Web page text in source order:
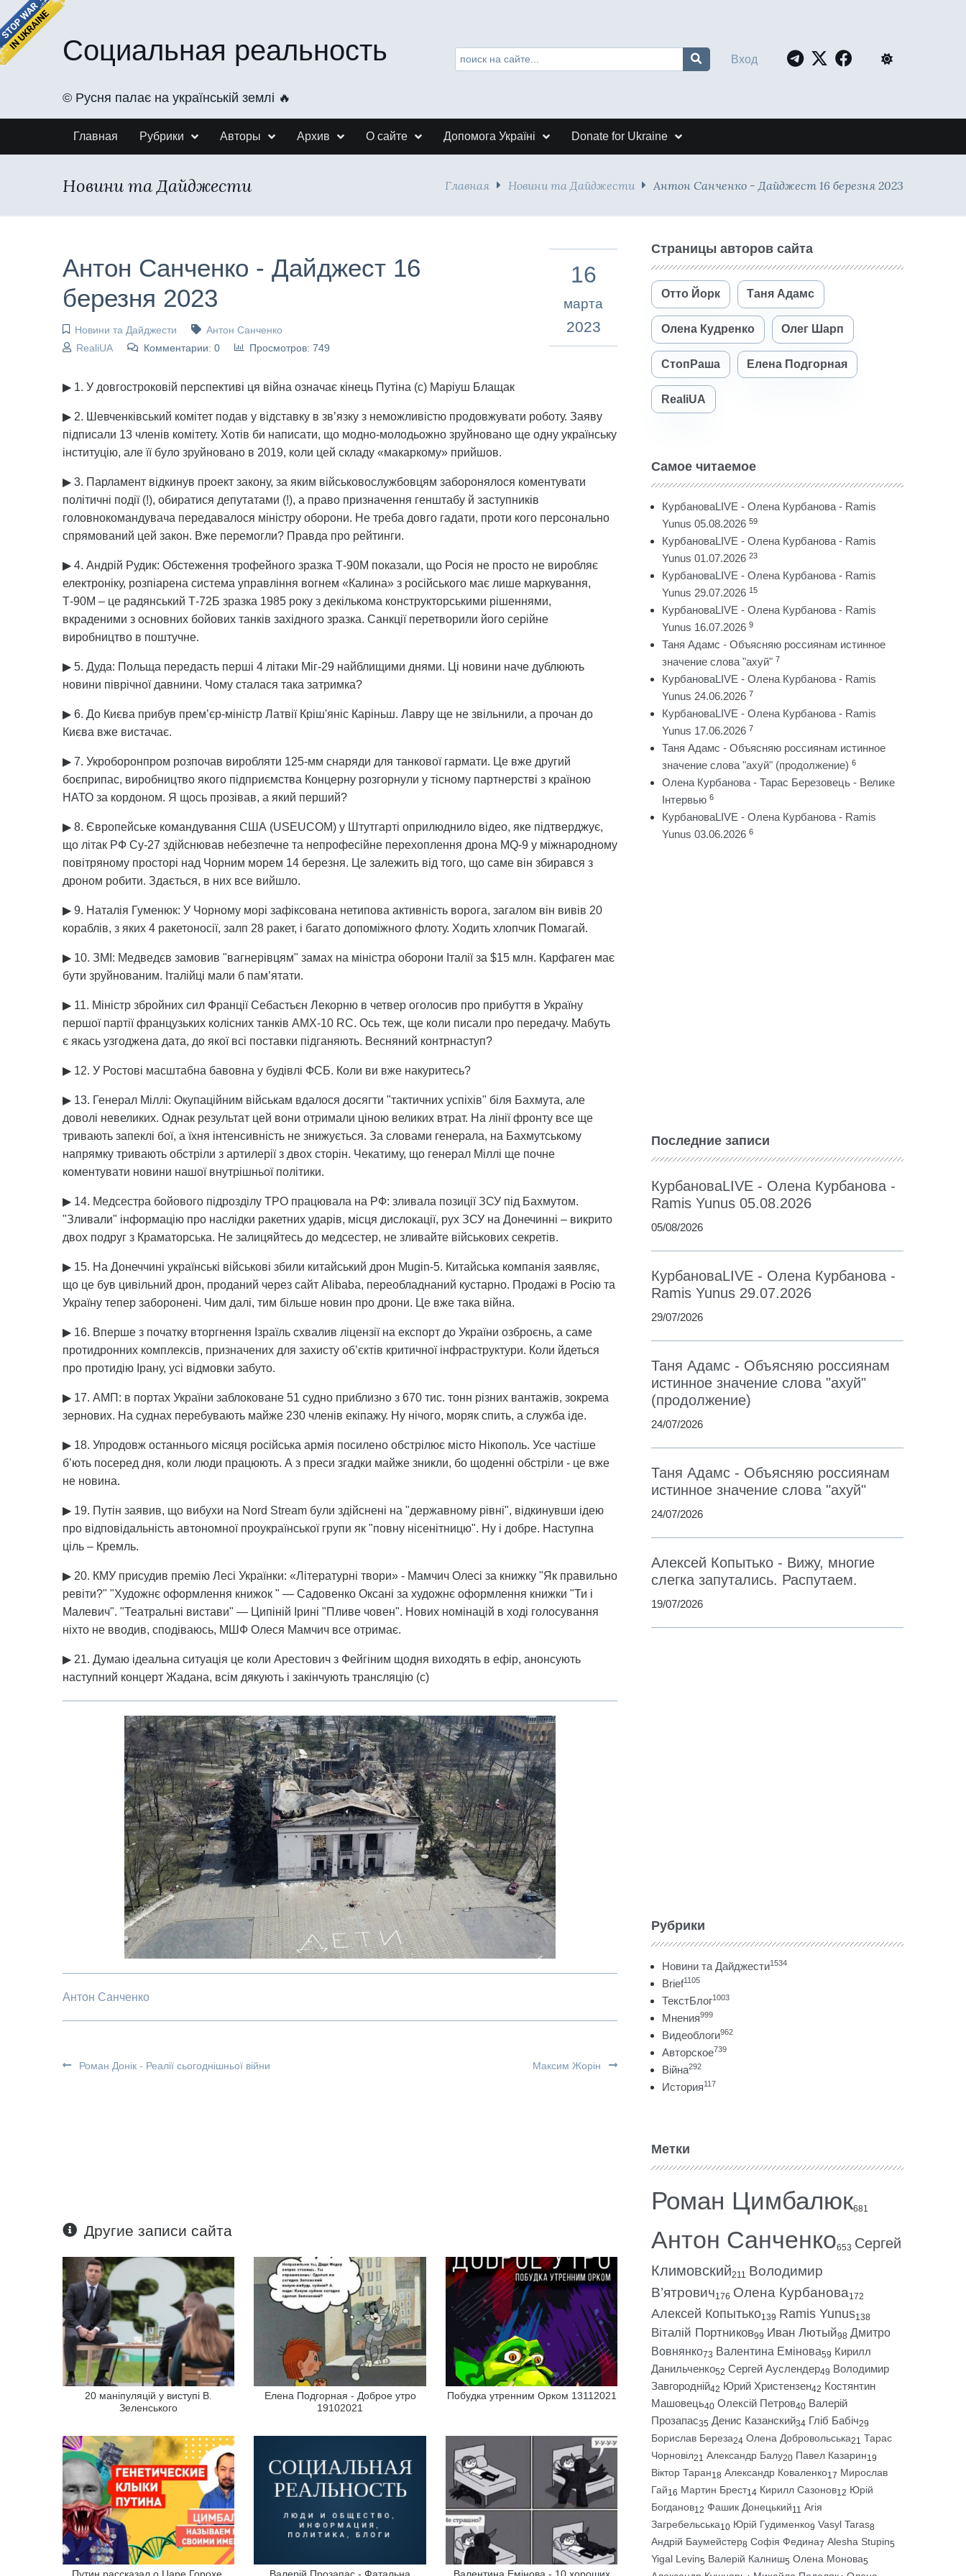
Социальная реальность
©️ Русня палає на українській землі 🔥
Вход
Главная Рубрики Авторы Архив О сайте Допомога Україні Donate for Ukraine
Новини та Дайджести Главная Новини та Дайджести Антон Санченко - Дайджест 16 березня 2023
Антон Санченко - Дайджест 16
березня 2023
Новини та Дайджести
Антон Санченко
RealiUA
Комментарии: 0 Просмотров: 749
16
марта
2023
▶ 1. У довгостроковій перспективі ця війна означає кінець Путіна (с) Маріуш Блащак
▶ 2. Шевченківський комітет подав у відставку в зв’язку з неможливістю продовжувати роботу. Заяву
підписали 13 членів комітету. Хотів би написати, що модно-молодьожно зруйновано ще одну українську
інституцію, але її було зруйновано в 2019, коли цей складу «макаркому» прийшов.
▶ 3. Парламент відкинув проект закону, за яким військовослужбовцям заборонялося коментувати
політичні події (!), обиратися депутатами (!), а право призначення генштабу й заступників
головнокомандувача передавалося міністру оборони. Не треба довго гадати, проти кого персонально
спрямований цей закон. Вже перемогли? Правда про рейтинги.
▶ 4. Андрій Рудик: Обстеження трофейного зразка Т-90М показали, що Росія не просто не виробляє
електроніку, розпіарена система управління вогнем «Калина» з російського має лише маркування,
Т-90М – це радянський Т-72Б зразка 1985 року з декількома конструкторськими рішеннями,
вкраденими з основних бойових танків західного зразка. Санкції перетворили його серійне
виробництво в поштучне.
▶ 5. Дуда: Польща передасть перші 4 літаки Міг-29 найблищими днями. Ці новини наче дублюють
новини піврічної давнини. Чому сталася така затримка?
▶ 6. До Києва прибув прем’єр-міністр Латвії Кріш'яніс Каріньш. Лавру ще не звільнили, а прочан до
Києва вже вистачає.
▶ 7. Укроборонпром розпочав виробляти 125-мм снаряди для танкової гармати. Це вже другий
боєприпас, виробництво якого підприємства Концерну розгорнули у тісному партнерстві з країною
НАТО за кордоном. Я щось прозівав, а який перший?
▶ 8. Європейське командування США (USEUCOM) у Штутгарті оприлюднило відео, яке підтверджує,
що літак РФ Су-27 здійснював небезпечне та непрофесійне перехоплення дрона MQ-9 у міжнародному
повітряному просторі над Чорним морем 14 березня. Це залежить від того, що саме він збирався з
дроном робити. Здається, в них все вийшло.
▶ 9. Наталія Гуменюк: У Чорному морі зафіксована нетипова активність ворога, загалом він вивів 20
кораблів, з яких 4 ракетоносії, залп 28 ракет, і багато допоміжного флоту. Ходить хлопчик Помагай.
▶ 10. ЗМІ: Медведєв замовив "вагнерівцям" замах на міністра оборони Італії за $15 млн. Карфаген має
бути зруйнованим. Італійці мали б пам’ятати.
▶ 11. Міністр збройних сил Франції Себастьєн Лекорню в четвер оголосив про прибуття в Україну
першої партії французьких колісних танків AMX-10 RC. Ось теж, ще коли писали про передачу. Мабуть
є якась узгоджена дата, до якої всі поставки підганяють. Весняний контрнаступ?
▶ 12. У Ростові масштабна бавовна у будівлі ФСБ. Коли ви вже накуритесь?
▶ 13. Генерал Міллі: Окупаційним військам вдалося досягти "тактичних успіхів" біля Бахмута, але
доволі невеликих. Однак результат цей вони отримали ціною великих втрат. На лінії фронту все ще
тривають запеклі бої, а їхня інтенсивність не знижується. За словами генерала, на Бахмутському
напрямку тривають обстріли з артилерії з двох сторін. Чекатиму, що генерал Міллі ще почне
коментувати новини нашої внутрішньої політики.
▶ 14. Медсестра бойового підрозділу ТРО працювала на РФ: зливала позиції ЗСУ під Бахмутом.
"Зливали" інформацію про наслідки ракетних ударів, місця дислокації, рух ЗСУ на Донечинні – викрито
двох подруг з Краматорська. Не залицяйтесь до медсестер, не зливайте військових секретів.
▶ 15. На Донеччині українські військові збили китайський дрон Mugin-5. Китайська компанія заявляє,
що це був цивільний дрон, проданий через сайт Alibaba, переобладнаний кустарно. Продажі в Росію та
Україну тепер заборонені. Чим далі, тим більше новин про дрони. Це вже така війна.
▶ 16. Вперше з початку вторгнення Ізраїль схвалив ліцензії на експорт до України озброєнь, а саме
протидронних комплексів, призначених для захисту об’єктів критичної інфраструктури. Коли йдеться
про протидію Ірану, усі відмовки забуто.
▶ 17. АМП: в портах України заблоковане 51 судно приблизно з 670 тис. тонн різних вантажів, зокрема
зернових. На суднах перебувають майже 230 членів екіпажу. Ну нічого, моряк спить, а служба іде.
▶ 18. Упродовж останнього місяця російська армія посилено обстрілює місто Нікополь. Усе частіше
б’ють посеред дня, коли люди працюють. А з преси згадки майже зникли, бо щоденні обстріли - це вже
не новина.
▶ 19. Путін заявив, що вибухи на Nord Stream були здійснені на "державному рівні", відкинувши ідею
про відповідальність автономної проукраїнської групи як "повну нісенітницю". Ну і добре. Наступна
ціль – Кремль.
▶ 20. КМУ присудив премію Лесі Українки: «Літературні твори» - Мамчич Олесі за книжку "Як правильно
ревіти?" "Художнє оформлення книжок " — Садовенко Оксані за художнє оформлення книжки "Ти і
Малевич". "Театральні вистави" — Ципіній Ірині "Пливе човен". Нових номінацій в ході голосування
ніхто не вводив, сподіваюсь, МШФ Олеся Мамчич все отримає.
▶ 21. Думаю ідеальна ситуація це коли Арестович з Фейгіним щодня виходять в ефір, анонсують
наступний концерт Жадана, всім дякують і закінчують трансляцію (с)
Антон Санченко
Роман Донік - Реалії сьогоднішньої війни Максим Жорін
Другие записи сайта
20 маніпуляцій у виступі В.
Зеленського
Елена Подгорная - Доброе утро
19102021
Побудка утренним Орком 13112021
Страницы авторов сайта
Отто Йорк Таня Адамс
Олена Кудренко Олег Шарп
СтопРаша Елена Подгорная
RealiUA
Самое читаемое
КурбановаLIVE - Олена Курбанова - Ramis
Yunus 05.08.2026 59
КурбановаLIVE - Олена Курбанова - Ramis
Yunus 01.07.2026 23
КурбановаLIVE - Олена Курбанова - Ramis
Yunus 29.07.2026 15
КурбановаLIVE - Олена Курбанова - Ramis
Yunus 16.07.2026 9
Таня Адамс - Объясняю россиянам истинное
значение слова "ахуй" 7
КурбановаLIVE - Олена Курбанова - Ramis
Yunus 24.06.2026 7
КурбановаLIVE - Олена Курбанова - Ramis
Yunus 17.06.2026 7
Таня Адамс - Объясняю россиянам истинное
значение слова "ахуй" (продолжение) 6
Олена Курбанова - Тарас Березовець - Велике
Інтервью 6
КурбановаLIVE - Олена Курбанова - Ramis
Yunus 03.06.2026 6
Последние записи
КурбановаLIVE - Олена Курбанова -
Ramis Yunus 05.08.2026
05/08/2026
КурбановаLIVE - Олена Курбанова -
Ramis Yunus 29.07.2026
29/07/2026
Таня Адамс - Объясняю россиянам
истинное значение слова "ахуй"
(продолжение)
24/07/2026
Таня Адамс - Объясняю россиянам
истинное значение слова "ахуй"
24/07/2026
Алексей Копытько - Вижу, многие
слегка запутались. Распутаем.
19/07/2026
Рубрики
Новини та Дайджести1534
Brief1105
ТекстБлог1003
Мнения999
Видеоблоги962
Авторское739
Війна292
История117
Метки
Роман Цимбалюк681
Антон Санченко653 Сергей
Климовский211 Володимир
В’ятрович176 Олена Курбанова172
Алексей Копытько139 Ramis Yunus138
Віталій Портников99 Иван Лютый98 Дмитро
Вовнянко73 Валентина Емінова59 Кирилл
Данильченко52 Сергей Ауслендер49 Володимир
Завгородній42 Юрий Христензен42 Костянтин
Машовець40 Олексій Петров40 Валерій
Прозапас35 Денис Казанский34 Гліб Бабіч29
Борислав Береза24 Олена Добровольська21 Тарас
Чорновіл21 Александр Балу20 Павел Казарин19
Віктор Таран18 Александр Коваленко17 Мирослав
Гай16 Мартин Брест14 Кирилл Сазонов12 Юрій
Богданов12 Фашик Донецький11 Агія
Загребельська10 Юрій Гудименко9 Vasyl Taras8
Андрій Баумейстер8 Софія Федина7 Alesha Stupin5
Yigal Levin5 Валерій Калниш5 Олена Монова5